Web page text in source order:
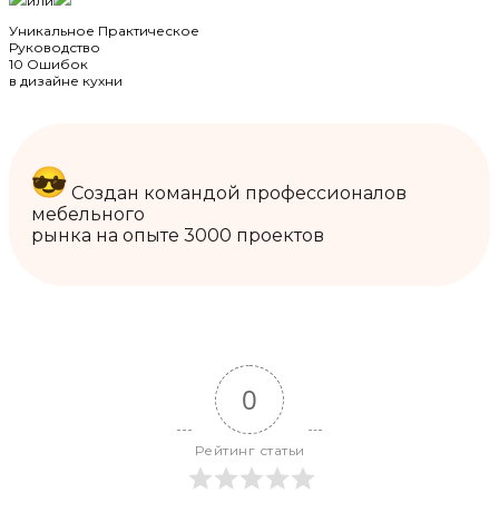
Уникальное Практическое
Руководство
10 Ошибок
в дизайне кухни
Создан командой профессионалов
мебельного
рынка на опыте 3000 проектов
0
Рейтинг статьи